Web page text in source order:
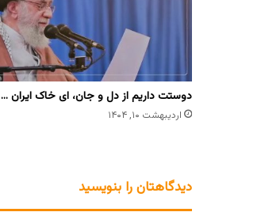
دوستت داریم از دل و جان، ای خاک ایران …
اردیبهشت ۱۰, ۱۴۰۴
دیدگاهتان را بنویسید